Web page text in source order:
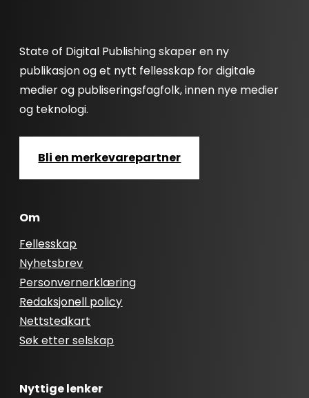
State of Digital Publishing skaper en ny
publikasjon og et nytt fellesskap for digitale
medier og publiseringsfagfolk, innen nye medier
og teknologi.
Bli en merkevarepartner
Om
Fellesskap
Nyhetsbrev
Personvernerklæring
Redaksjonell policy
Nettstedkart
Søk etter selskap
Nyttige lenker